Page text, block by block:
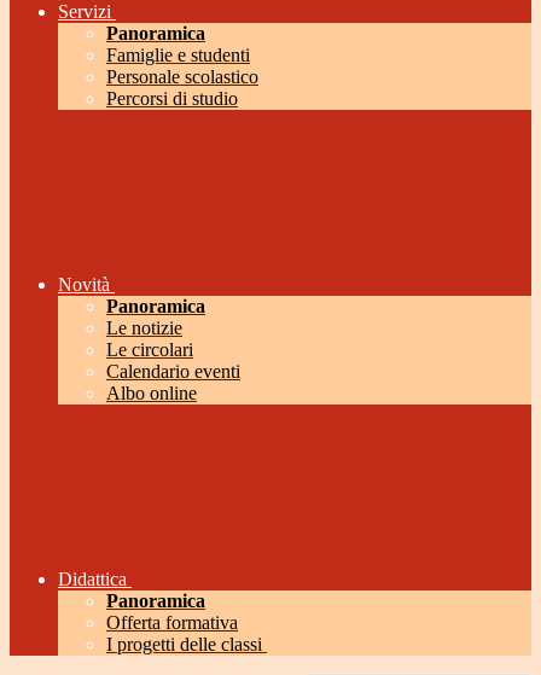
Servizi
Panoramica
Famiglie e studenti
Personale scolastico
Percorsi di studio
Novità
Panoramica
Le notizie
Le circolari
Calendario eventi
Albo online
Didattica
Panoramica
Offerta formativa
I progetti delle classi